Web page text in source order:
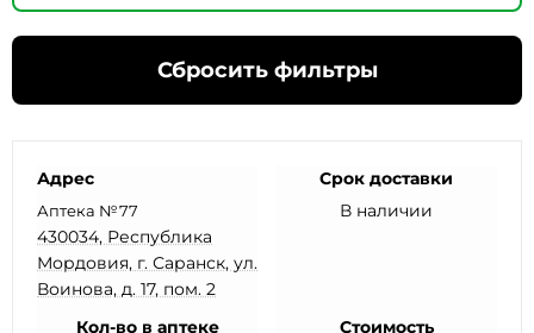
Сбросить фильтры
Адрес
Аптека №77
430034, Республика
Мордовия, г. Саранск, ул.
Воинова, д. 17, пом. 2
Срок доставки
В наличии
Кол-во в аптеке Стоимость